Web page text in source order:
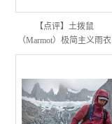
【点评】土拨鼠
（Marmot）极简主义雨衣
评测